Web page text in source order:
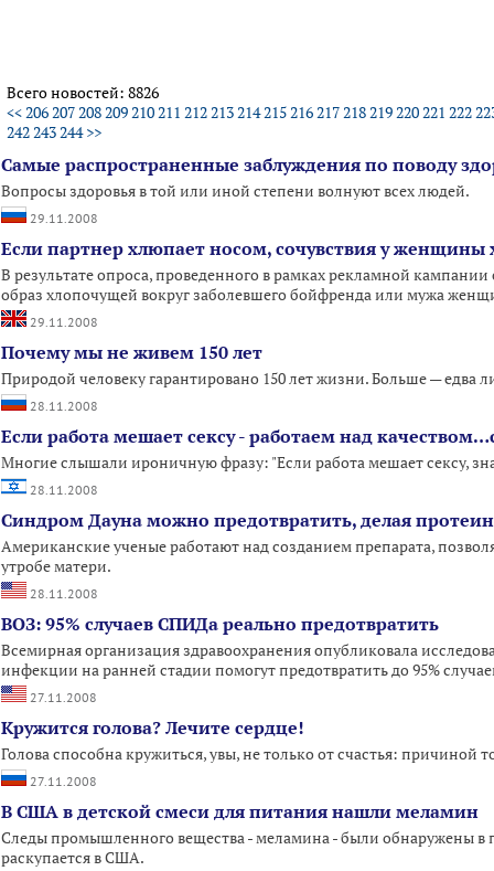
Всего новостей: 8826
<<206207208209210211 212213214215216217218219220221 222
242243244 >>
Самые распространенные заблуждения по поводу
Вопросы здоровья в той или иной степени волнуют всех людей.
29.11.2008
Если партнер хлюпает носом, сочувствия у женщины
В результате опроса, проведенного в рамках рекламной
образ хлопочущей вокруг заболевшего бойфренда или мужа
29.11.2008
Почему мы не живем 150 лет
Природой человеку гарантировано 150 лет жизни. Больше — едва
28.11.2008
Если работа мешает сексу - работаем над
Многие слышали ироничную фразу: "Если работа мешает сексу,
28.11.2008
Синдром Дауна можно предотвратить, делая
Американские ученые работают над созданием препарата,
утробе матери.
28.11.2008
ВОЗ: 95% случаев СПИДа реально предотвратить
Всемирная организация здравоохранения опубликовала
инфекции на ранней стадии помогут предотвратить до 95%
27.11.2008
Кружится голова? Лечите сердце!
Голова способна кружиться, увы, не только от счастья: причиной
27.11.2008
В США в детской смеси для питания нашли меламин
Следы промышленного вещества - меламина - были обнаружены в
раскупается в США.